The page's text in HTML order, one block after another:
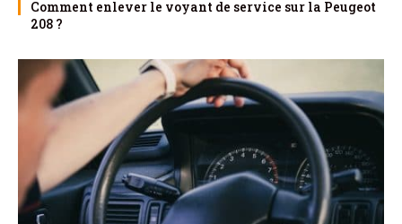
Comment enlever le voyant de service sur la Peugeot
208 ?